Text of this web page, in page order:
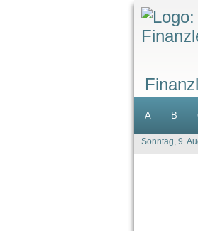
A B
Sonntag, 9.